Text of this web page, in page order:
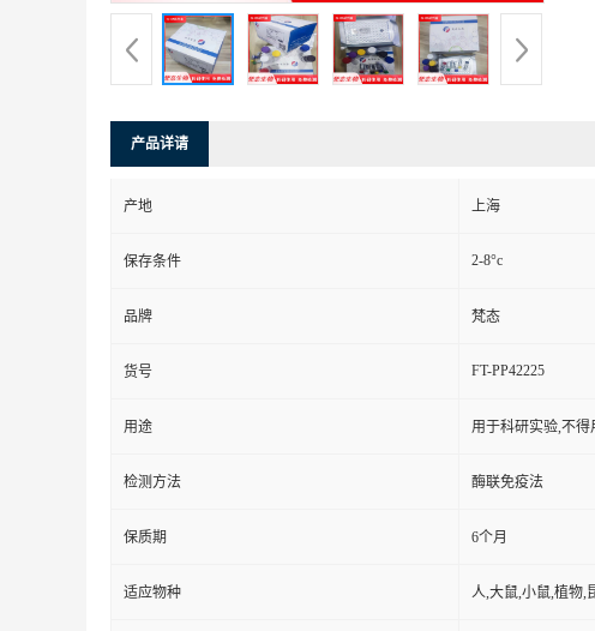
产品详请
产地 上海
保存条件 2-8°c
品牌 梵态
货号 FT-PP42225
用途 用于科研实验,不得
检测方法 酶联免疫法
保质期 6个月
适应物种 人,大鼠,小鼠,植物,